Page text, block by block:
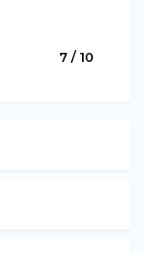
7 / 10